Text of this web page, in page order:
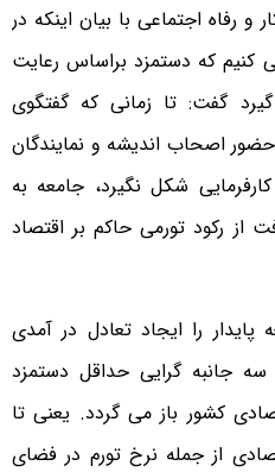
و رفاه اجتماعی با بیان اینکه در
سال 93 تلاش می کنیم که دستمزد براساس رعایت
گفت: تا زمانی که گفتگوی
اصحاب اندیشه و نمایندگان
شکل نگیرد، جامعه به
از رکود تورمی حاکم بر اقتصاد
را ایجاد تعادل در آمدی
جانبه گرایی حداقل دستمزد
کشور باز می گردد. یعنی تا
از جمله نرخ تورم در فضای